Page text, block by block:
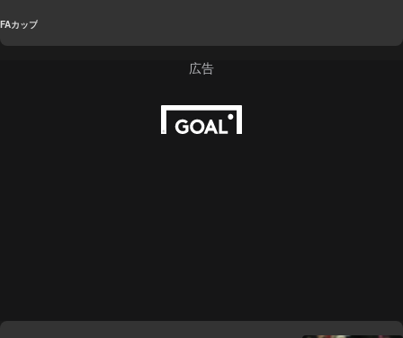
FAカップ